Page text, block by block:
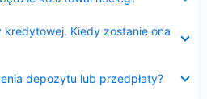
Kiedy zostanie ona
depozytu lub przedpłaty?